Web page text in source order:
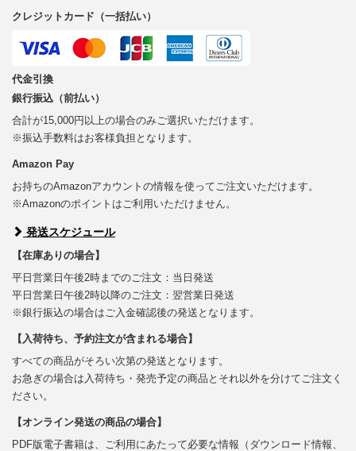
クレジットカード（一括払い）
代金引換
銀行振込（前払い）
合計が15,000円以上の場合のみご選択いただけます。
※振込手数料はお客様負担となります。
Amazon Pay
お持ちのAmazonアカウントの情報を使ってご注文いただけます。
※Amazonのポイントはご利用いただけません。
発送スケジュール
【在庫ありの場合】
平日営業日午後2時までのご注文：当日発送
平日営業日午後2時以降のご注文：翌営業日発送
※銀行振込の場合はご入金確認後の発送となります。
【入荷待ち、予約注文が含まれる場合】
すべての商品がそろい次第の発送となります。
お急ぎの場合は入荷待ち・発売予定の商品とそれ以外を分けてご注文く
ださい。
【オンライン発送の商品の場合】
PDF版電子書籍は、ご利用にあたって必要な情報（ダウンロード情報、